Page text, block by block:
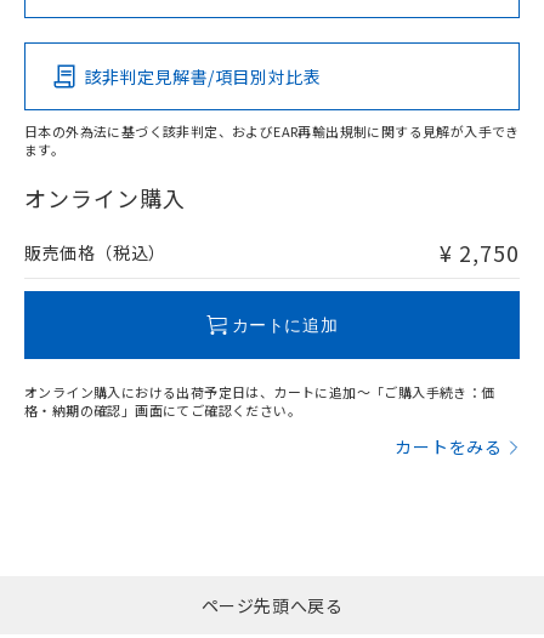
Pb Hg Cd Cr(VI)
O
在庫等で未対応品が混在する可能性があります。
問い合わせください。
この製品の規格認証/適合状況ページへ
その他の認証はこちらのページからご検索ください
該非判定見解書/項目別対比表
日本の外為法に基づく該非判定、およびEAR再輸出規制に関する見解が入手でき
ます。
オンライン購入
販売価格（税込） ¥ 2,750
カートに追加
オンライン購入における出荷予定日は、カートに追加～「ご購入手続き：価
格・納期の確認」画面にてご確認ください。
カートをみる
ページ先頭へ戻る